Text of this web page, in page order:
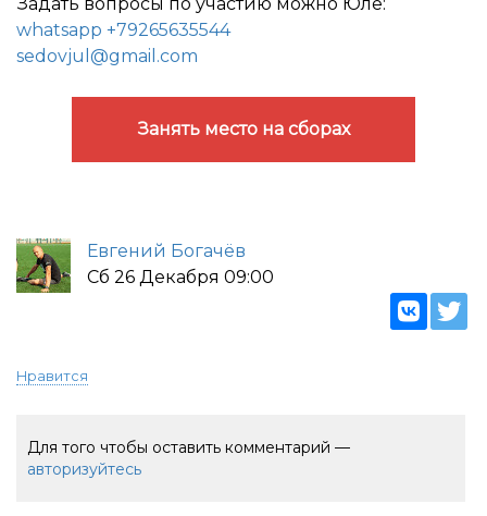
whatsapp +79265635544
sedovjul@gmail.com
Занять место на сборах
Евгений Богачёв
Сб 26 Декабря 09:00
Нравится
Для того чтобы оставить комментарий —
авторизуйтесь